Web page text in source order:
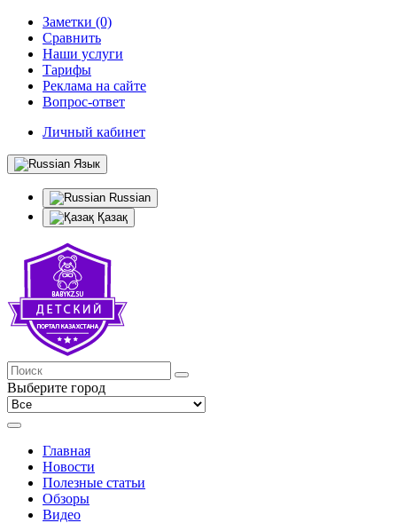
Заметки (0)
Сравнить
Наши услуги
Тарифы
Реклама на сайте
Вопрос-ответ
Личный кабинет
Язык
Russian
Қазақ
Выберите город
Главная
Новости
Полезные статьи
Обзоры
Видео